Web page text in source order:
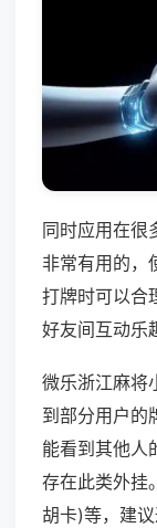
同时应用在很
非常有用的，
打牌时可以合
好友间互动乐
微乐浙江麻将
到部分用户的
能看到其他人
存在此类外挂
胡卡)等，建